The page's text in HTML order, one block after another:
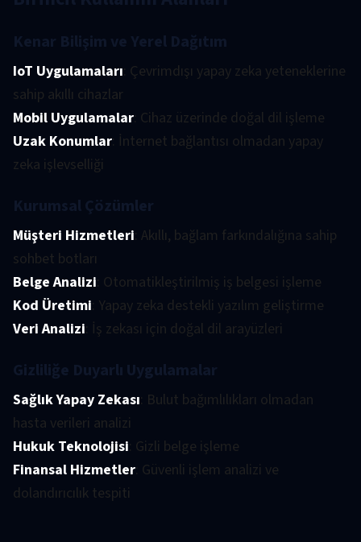
Kenar Bilişim ve Yerel Dağıtım
IoT Uygulamaları: Çevrimdışı yapay zeka yeteneklerine
sahip akıllı cihazlar
Mobil Uygulamalar: Cihaz üzerinde doğal dil işleme
Uzak Konumlar: İnternet bağlantısı olmadan yapay
zeka işlevselliği
Kurumsal Çözümler
Müşteri Hizmetleri: Akıllı, bağlam farkındalığına sahip
sohbet botları
Belge Analizi: Otomatikleştirilmiş iş belgesi işleme
Kod Üretimi: Yapay zeka destekli yazılım geliştirme
Veri Analizi: İş zekası için doğal dil arayüzleri
Gizliliğe Duyarlı Uygulamalar
Sağlık Yapay Zekası: Bulut bağımlılıkları olmadan
hasta verileri analizi
Hukuk Teknolojisi: Gizli belge işleme
Finansal Hizmetler: Güvenli işlem analizi ve
dolandırıcılık tespiti